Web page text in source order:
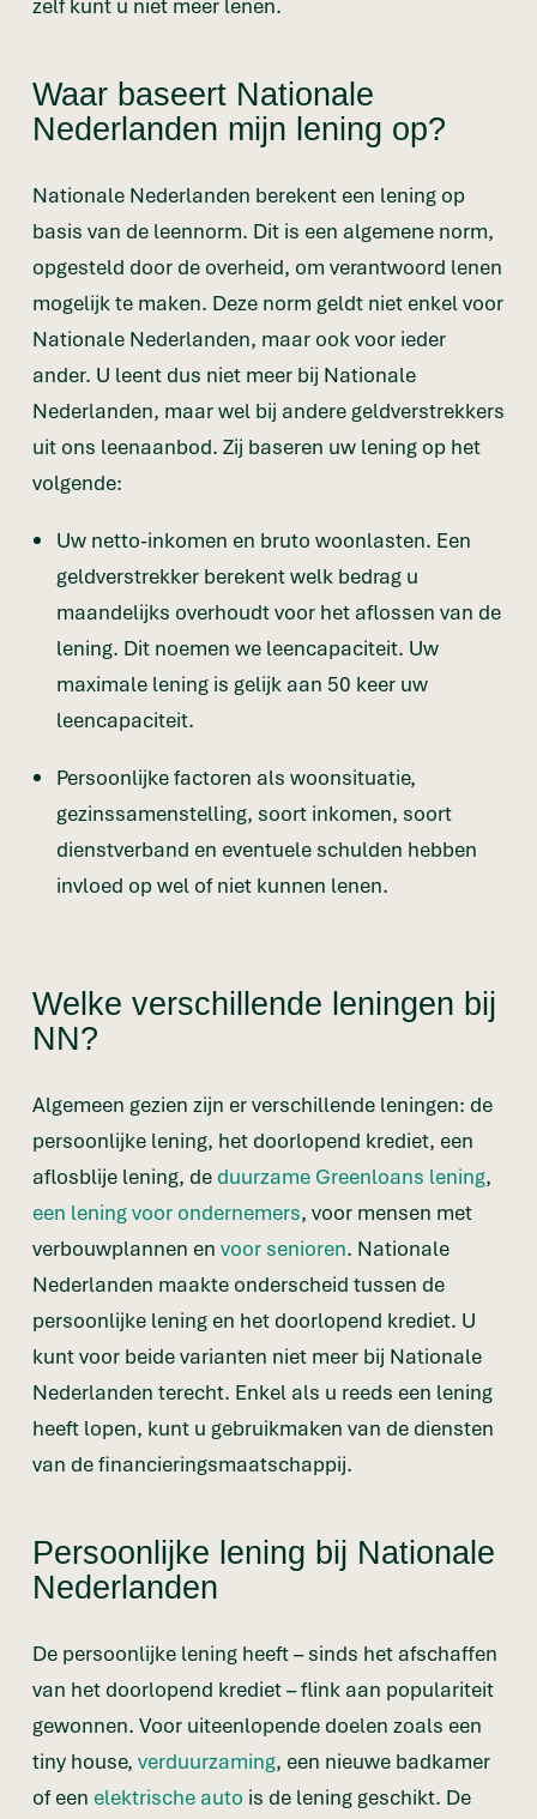
zelf kunt u niet meer lenen.
Waar baseert Nationale
Nederlanden mijn lening op?
Nationale Nederlanden berekent een lening op
basis van de leennorm. Dit is een algemene norm,
opgesteld door de overheid, om verantwoord lenen
mogelijk te maken. Deze norm geldt niet enkel voor
Nationale Nederlanden, maar ook voor ieder
ander. U leent dus niet meer bij Nationale
Nederlanden, maar wel bij andere geldverstrekkers
uit ons leenaanbod. Zij baseren uw lening op het
volgende:
Uw netto-inkomen en bruto woonlasten. Een
geldverstrekker berekent welk bedrag u
maandelijks overhoudt voor het aflossen van de
lening. Dit noemen we leencapaciteit. Uw
maximale lening is gelijk aan 50 keer uw
leencapaciteit.
Persoonlijke factoren als woonsituatie,
gezinssamenstelling, soort inkomen, soort
dienstverband en eventuele schulden hebben
invloed op wel of niet kunnen lenen.
Welke verschillende leningen bij
NN?
Algemeen gezien zijn er verschillende leningen: de
persoonlijke lening, het doorlopend krediet, een
aflosblije lening, de duurzame Greenloans lening,
een lening voor ondernemers, voor mensen met
verbouwplannen en voor senioren. Nationale
Nederlanden maakte onderscheid tussen de
persoonlijke lening en het doorlopend krediet. U
kunt voor beide varianten niet meer bij Nationale
Nederlanden terecht. Enkel als u reeds een lening
heeft lopen, kunt u gebruikmaken van de diensten
van de financieringsmaatschappij.
Persoonlijke lening bij Nationale
Nederlanden
De persoonlijke lening heeft – sinds het afschaffen
van het doorlopend krediet – flink aan populariteit
gewonnen. Voor uiteenlopende doelen zoals een
tiny house, verduurzaming, een nieuwe badkamer
of een elektrische auto is de lening geschikt. De